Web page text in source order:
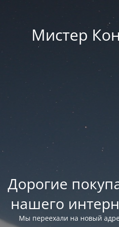
Мистер
Дорогие
нашего
Мы переехали на новый